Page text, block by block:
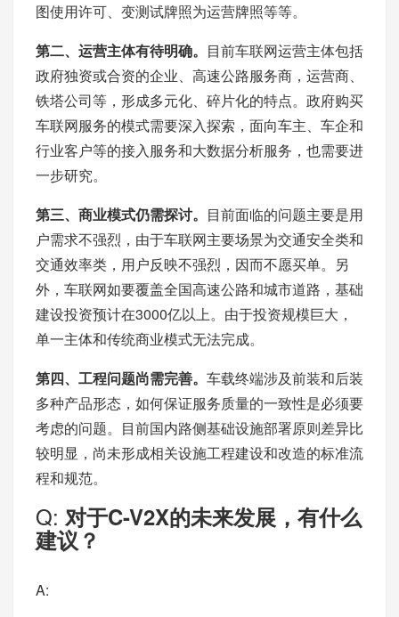
图使用许可、变测试牌照为运营牌照等等。
第二、运营主体有待明确。 目前车联网运营主体包括
政府独资或合资的企业、高速公路服务商，运营商、
铁塔公司等，形成多元化、碎片化的特点。政府购买
车联网服务的模式需要深入探索，面向车主、车企和
行业客户等的接入服务和大数据分析服务，也需要进
一步研究。
第三、商业模式仍需探讨。 目前面临的问题主要是用
户需求不强烈，由于车联网主要场景为交通安全类和
交通效率类，用户反映不强烈，因而不愿买单。另
外，车联网如要覆盖全国高速公路和城市道路，基础
建设投资预计在3000亿以上。由于投资规模巨大，
单一主体和传统商业模式无法完成。
第四、工程问题尚需完善。 车载终端涉及前装和后装
多种产品形态，如何保证服务质量的一致性是必须要
考虑的问题。目前国内路侧基础设施部署原则差异比
较明显，尚未形成相关设施工程建设和改造的标准流
程和规范。
Q: 对于C-V2X的未来发展，有什么
建议？
A: